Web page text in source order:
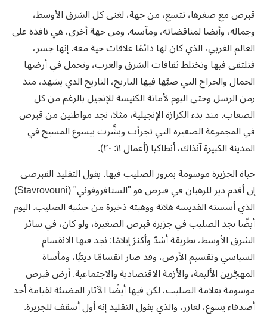
قبرص مع صغرها، تتسع، من جهة، لغنى كل الشرق الأوسط،
وجماله، وأيضا لمناقضاته، ومآسيه. ومن جهة أخرى، هي نافذة على
العالم الغربي، الذي كان لها دائمًا علاقات حية معه. إنها جسر،
فتلتقي فيها وتختلط ثقافات الشرق والغرب، وتحمل في أرضها
الجمال والجراح التي صبَّها فيها التاريخ، التاريخ الذي يشهد، منذ
زمن الرسل وحتى اليوم لأمانة الكنيسة للإنجيل بالرغم من كل
الصعاب. منذ بدء الكرازة الإنجيلية، مثلا، نجد مواطنين من قبرص
في المجموعة الصغيرة التي تجرأت وبشَّرت بيسوع المسيح في
المدينة الكبيرة آنذاك، أنطاكيا (أعمال ١١: ٢٠).
حياة الجزيرة موسومة بمرور الصليب فيها. يقول التقليد القبرصي
إن أقدم دير للرهبان في قبرص هو "الستافروفوني" (Stavrovouni)
الذي أسسته القديسة هلانة ووهبته ذخيرة من خشبة الصليب. اليوم
أيضًا نجد الصليب في جزيرة قبرص الصغيرة، ولو كان، في سائر
الشرق الأوسط، بطريقة أشدّ وأكثرَ إيلامًا: نجد فيها الانقسام
السياسي وتقسيم الأرض، وقد صار انقسامًا دينيًّا، ومأساة
المهجَّرين الأليمة، والأزمة الاقتصادية والاجتماعية. أرض قبرص
موسومة بعلامة الصليب، لكن فيها أيضًا الآثار المضيئة لقيامة أحد
أصدقاء يسوع، لعازر، والذي يقول التقليد إنه أول أسقف للجزيرة.